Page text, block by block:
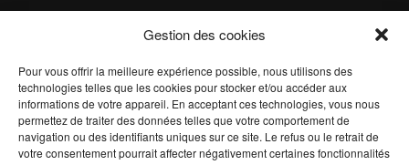
Gestion des cookies
Pour vous offrir la meilleure expérience possible, nous utilisons des
technologies telles que les cookies pour stocker et/ou accéder aux
informations de votre appareil. En acceptant ces technologies, vous nous
permettez de traiter des données telles que votre comportement de
navigation ou des identifiants uniques sur ce site. Le refus ou le retrait de
votre consentement pourrait affecter négativement certaines fonctionnalités
fichier informatisé par COLIBRY’S afin de contacter les utilisateurs du site
qui en font la demande. La base légale du traitement est le consentement.
Les données collectées seront communiquées aux seuls destinataires
suivants : Service marketing. Les données sont conservées pendant 24
mois. Vous pouvez accéder aux données vous concernant, les rectifier,
demander leur effacement ou exercer votre droit à la limitation du